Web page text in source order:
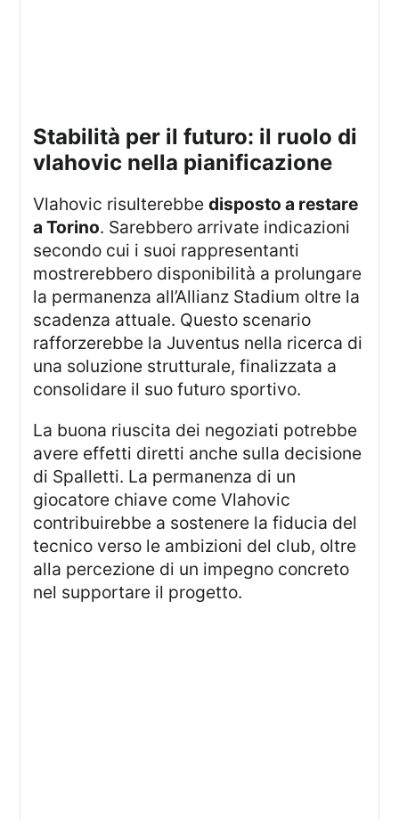
stabilità per il futuro: il ruolo di
vlahovic nella pianificazione
Vlahovic risulterebbedisposto a restare
a Torino. Sarebbero arrivate indicazioni
secondo cui i suoi rappresentanti
mostrerebbero disponibilità a prolungare
la permanenza all’Allianz Stadium oltre la
scadenza attuale. Questo scenario
rafforzerebbe la Juventus nella ricerca di
una soluzione strutturale, finalizzata a
consolidare il suo futuro sportivo.
La buona riuscita dei negoziati potrebbe
avere effetti diretti anche sulla decisione
di Spalletti. La permanenza di un
giocatore chiave come Vlahovic
contribuirebbe a sostenere la fiducia del
tecnico verso le ambizioni del club, oltre
alla percezione di un impegno concreto
nel supportare il progetto.